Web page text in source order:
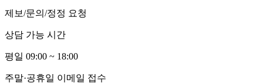
제보/문의/정정 요청
상담 가능 시간
평일 09:00 ~ 18:00
주말·공휴일 이메일 접수